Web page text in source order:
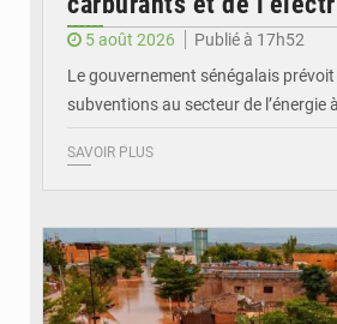
5 août 2026
Publié à 17h52
Le gouvernement sénégalais
subventions au secteur de l’énergie
SAVOIR PLUS